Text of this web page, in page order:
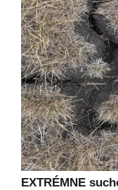
EXTRÉMNE